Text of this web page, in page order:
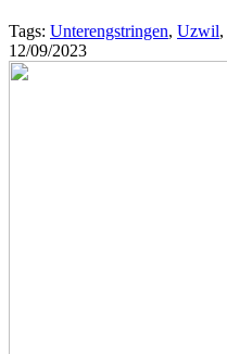
Tags: Unterengstringen, Uzwil,
12/09/2023